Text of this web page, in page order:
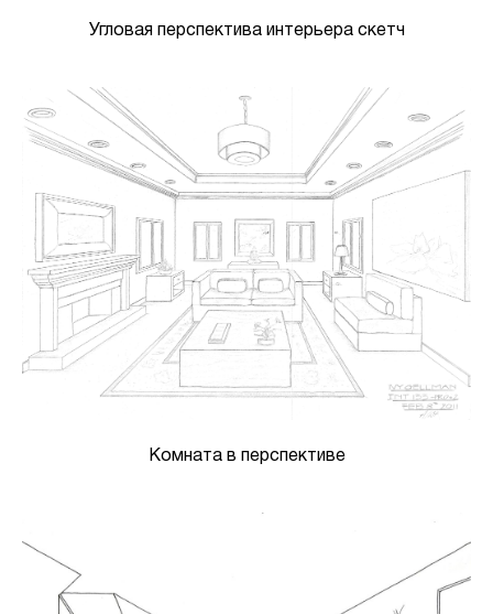
Угловая перспектива интерьера скетч
Комната в перспективе